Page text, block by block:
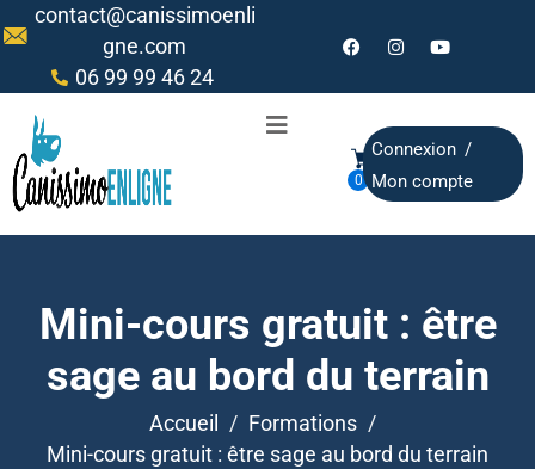
contact@canissimoenli
gne.com
06 99 99 46 24
0
Connexion /
Mon compte
Mini-cours gratuit : être
sage au bord du terrain
Accueil
Formations
Mini-cours gratuit : être sage au bord du terrain